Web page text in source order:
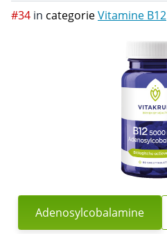
#34 in categorieVitamine B12
Adenosylcobalamine